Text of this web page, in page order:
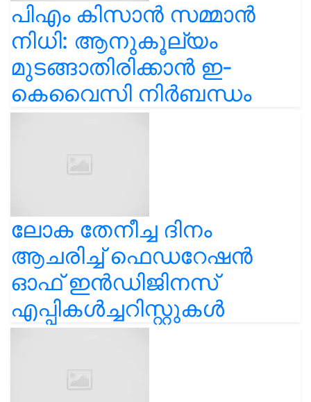
പിഎം കിസാൻ സമ്മാൻ
നിധി: ആനുകൂല്യം
മുടങ്ങാതിരിക്കാൻ ഇ-
കെവൈസി നിർബന്ധം
ലോക തേനീച്ച ദിനം
ആചരിച്ച് ഫെഡറേഷൻ
ഓഫ് ഇൻഡിജിനസ്
എപ്പികൾച്ചറിസ്റ്റുകൾ